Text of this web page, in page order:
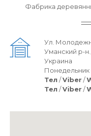
Фабрика
Ул.
Уманский р-
Украина
Тел /Viber/
Тел /Viber/